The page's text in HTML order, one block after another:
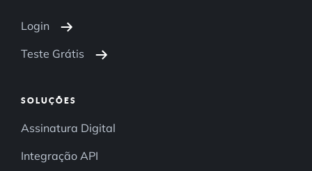
Login
Teste Grátis
SOLUÇÕES
Assinatura Digital
Integração API